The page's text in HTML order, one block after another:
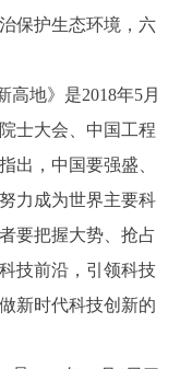
保护生态环境，六
高地》是2018年5月
士大会、中国工程
出，中国要强盛、
力成为世界主要科
要把握大势、抢占
技前沿，引领科技
新时代科技创新的